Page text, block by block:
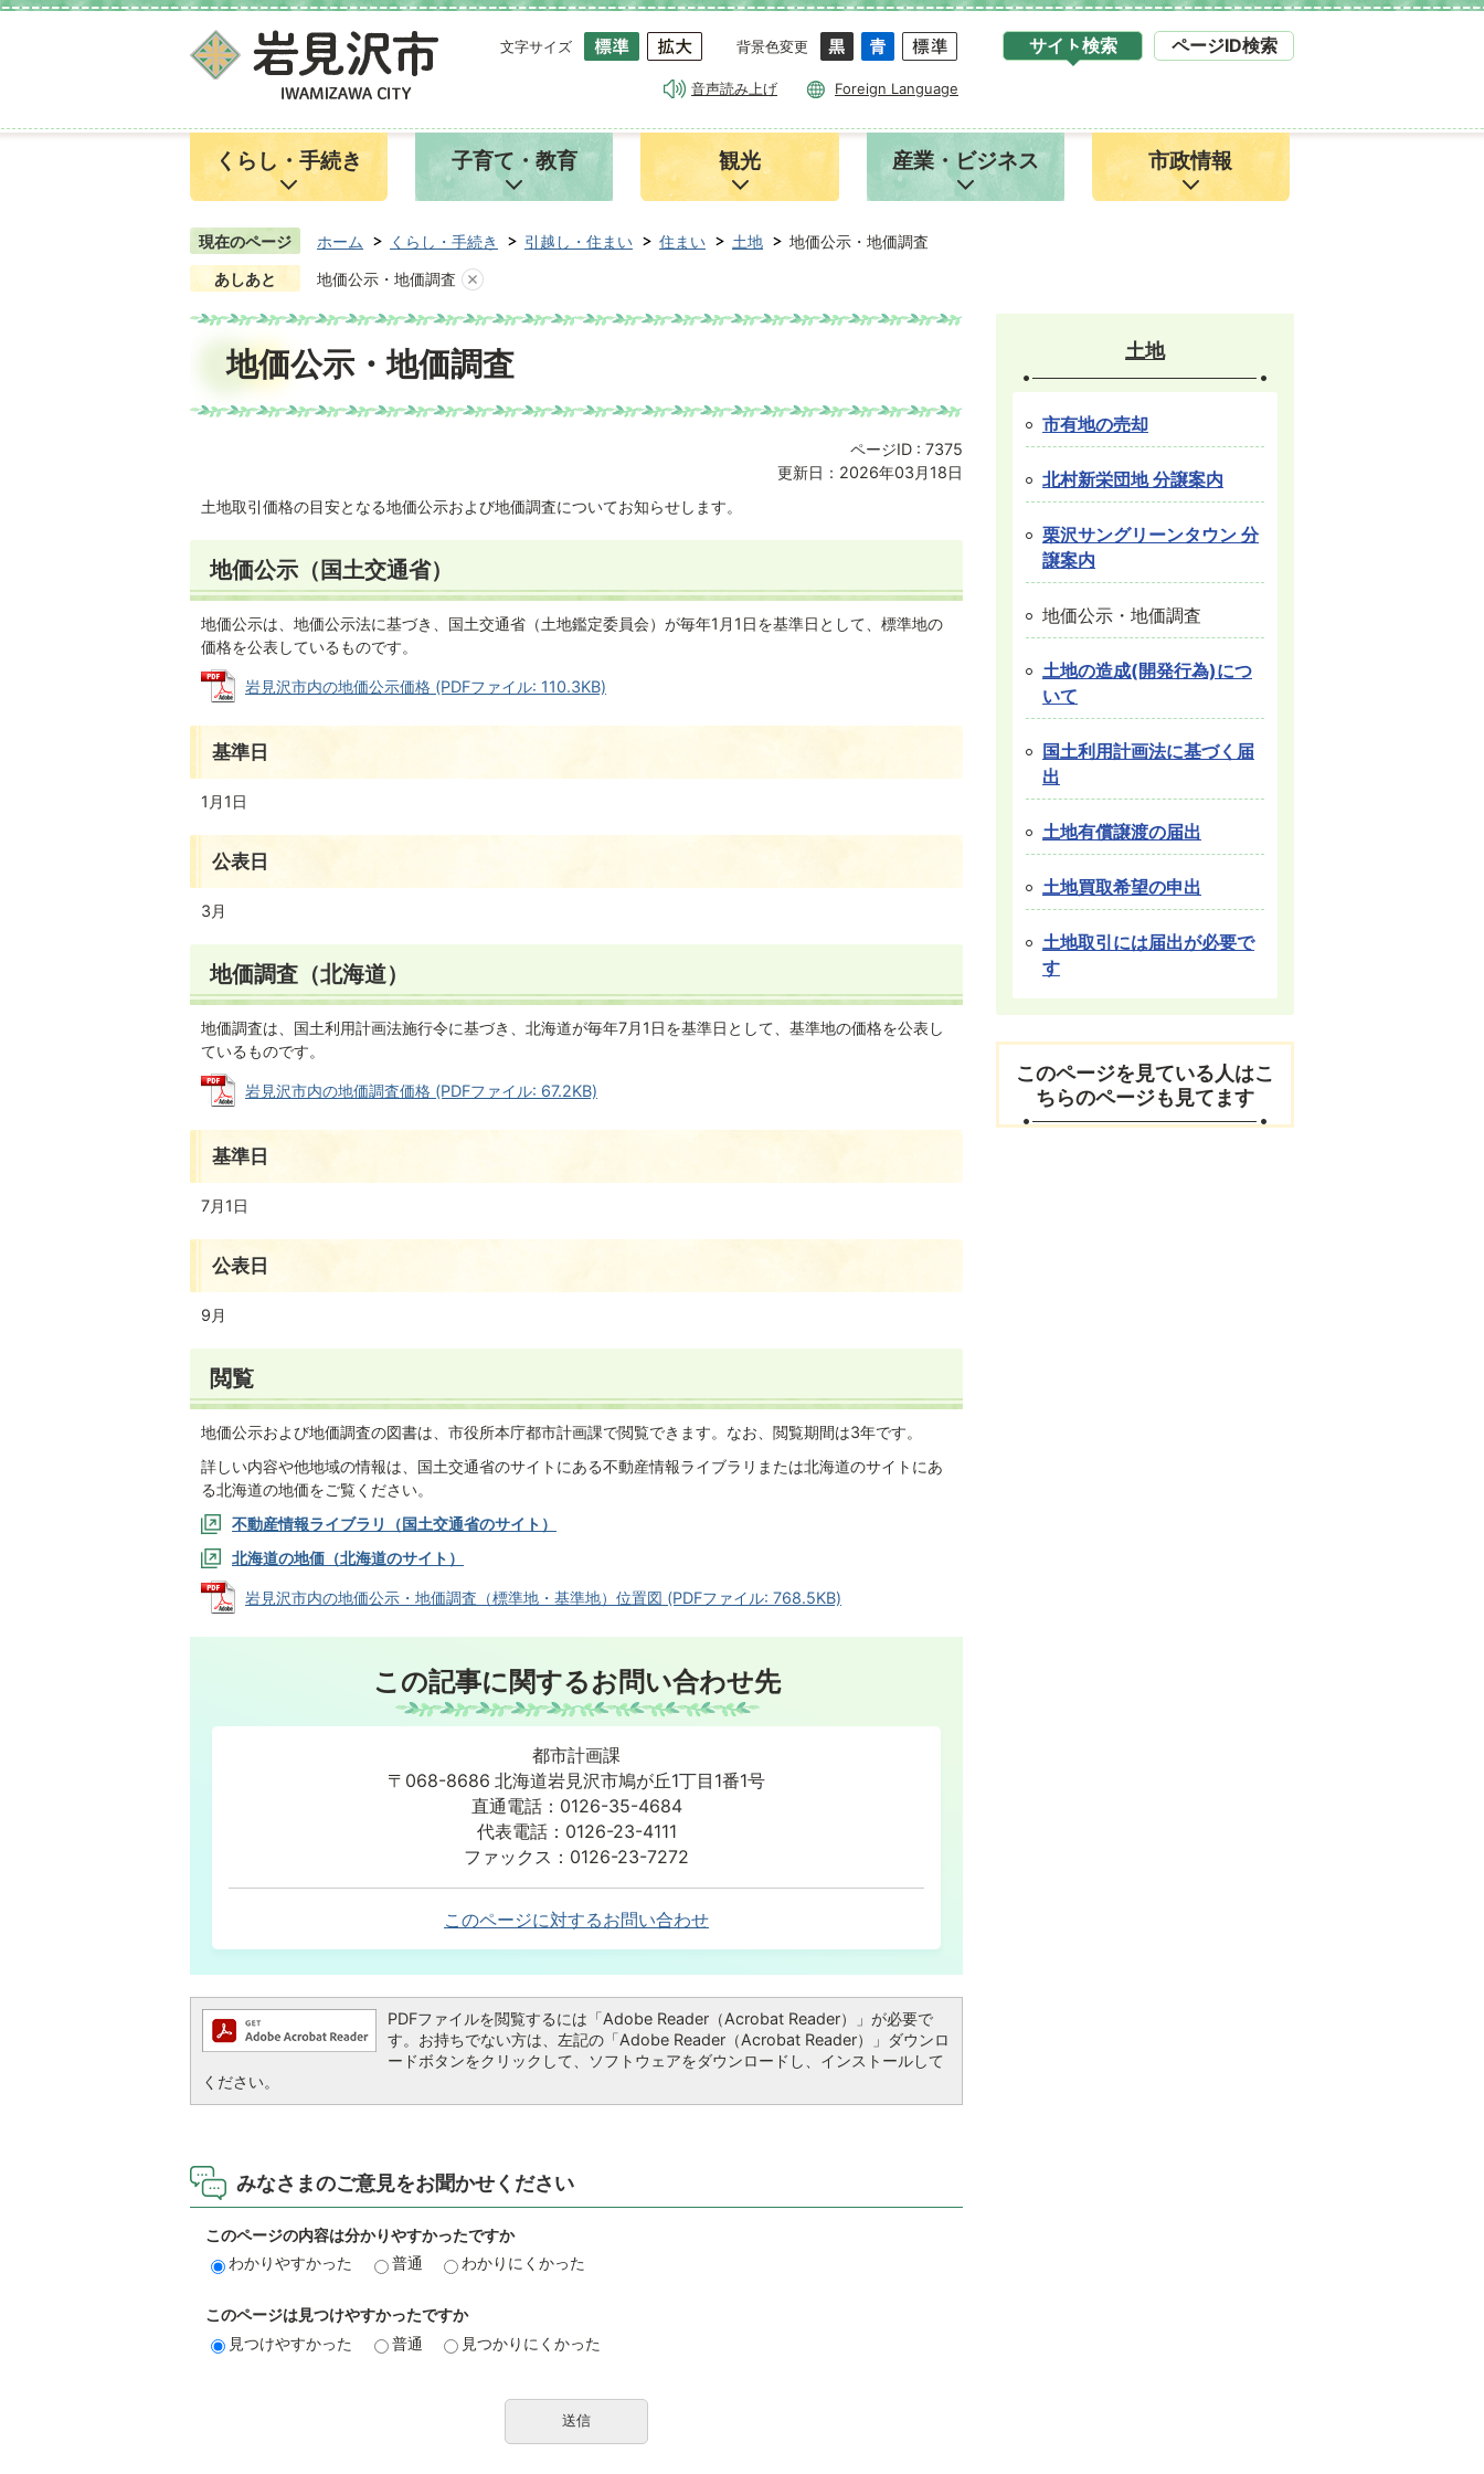
文字サイズ 背景色変更
音声読み上げ Foreign Language
サイト検索 ページID検索
ト
索
くらし・手続き 子育て・教育 観光 産業・ビジネス 市政情報
現在のページ ホーム くらし・手続き 引越し・住まい 住まい 土地
地価公示・地価調査
あしあと
地価公示・地価調査
地価公示・地価調査
ページID : 7375
更新日：2026年03月18日
土地取引価格の目安となる地価公示および地価調査についてお知らせします。
地価公示（国土交通省）
地価公示は、地価公示法に基づき、国土交通省（土地鑑定委員会）が毎年1月1日を基準日として、標準地の
価格を公表しているものです。
岩見沢市内の地価公示価格 (PDFファイル: 110.3KB)
基準日
1月1日
公表日
3月
地価調査（北海道）
地価調査は、国土利用計画法施行令に基づき、北海道が毎年7月1日を基準日として、基準地の価格を公表し
ているものです。
岩見沢市内の地価調査価格 (PDFファイル: 67.2KB)
基準日
7月1日
公表日
9月
閲覧
地価公示および地価調査の図書は、市役所本庁都市計画課で閲覧できます。なお、閲覧期間は3年です。
詳しい内容や他地域の情報は、国土交通省のサイトにある不動産情報ライブラリまたは北海道のサイトにあ
る北海道の地価をご覧ください。
不動産情報ライブラリ（国土交通省のサイト）
北海道の地価（北海道のサイト）
岩見沢市内の地価公示・地価調査（標準地・基準地）位置図 (PDFファイル: 768.5KB)
この記事に関するお問い合わせ先
都市計画課
〒068-8686 北海道岩見沢市鳩が丘1丁目1番1号
直通電話：0126-35-4684
代表電話：0126-23-4111
ファックス：0126-23-7272
このページに対するお問い合わせ
PDFファイルを閲覧するには「Adobe Reader（Acrobat Reader）」が必要で
す。お持ちでない方は、左記の「Adobe Reader（Acrobat Reader）」ダウンロ
ードボタンをクリックして、ソフトウェアをダウンロードし、インストールして
ください。
みなさまのご意見をお聞かせください
このページの内容は分かりやすかったですか
わかりやすかった
普通 わかりにくかった
このページは見つけやすかったですか
見つけやすかった
普通 見つかりにくかった
土地
市有地の売却
北村新栄団地 分譲案内
栗沢サングリーンタウン 分
譲案内
地価公示・地価調査
土地の造成(開発行為)につ
いて
国土利用計画法に基づく届
出
土地有償譲渡の届出
土地買取希望の申出
土地取引には届出が必要で
す
このページを見ている人はこ
ちらのページも見てます